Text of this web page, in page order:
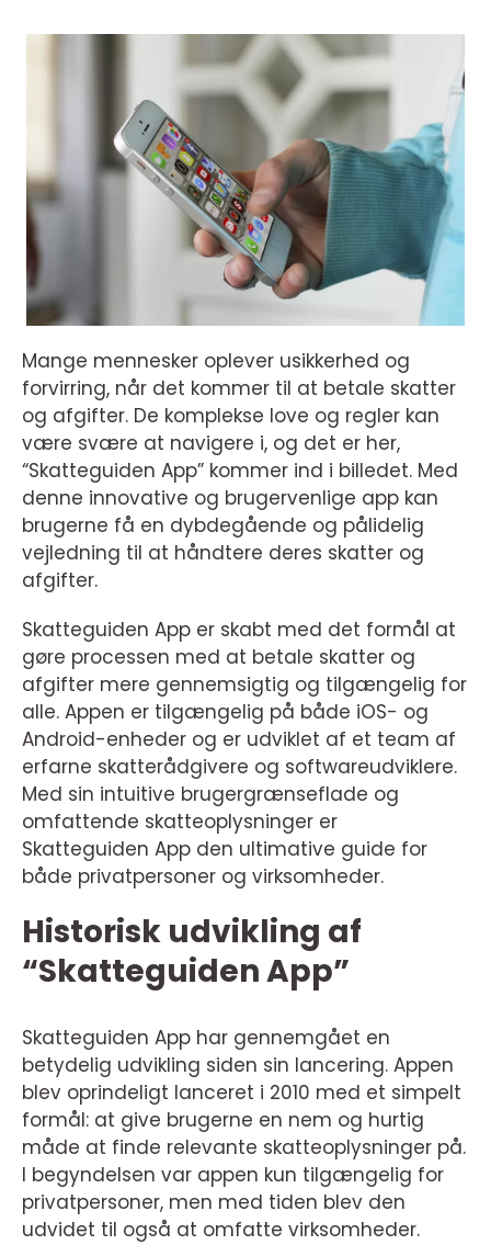
Mange mennesker oplever usikkerhed og
forvirring, når det kommer til at betale skatter
og afgifter. De komplekse love og regler kan
være svære at navigere i, og det er her,
“Skatteguiden App” kommer ind i billedet. Med
denne innovative og brugervenlige app kan
brugerne få en dybdegående og pålidelig
vejledning til at håndtere deres skatter og
afgifter.
Skatteguiden App er skabt med det formål at
gøre processen med at betale skatter og
afgifter mere gennemsigtig og tilgængelig for
alle. Appen er tilgængelig på både iOS- og
Android-enheder og er udviklet af et team af
erfarne skatterådgivere og softwareudviklere.
Med sin intuitive brugergrænseflade og
omfattende skatteoplysninger er
Skatteguiden App den ultimative guide for
både privatpersoner og virksomheder.
Historisk udvikling af
“Skatteguiden App”
Skatteguiden App har gennemgået en
betydelig udvikling siden sin lancering. Appen
blev oprindeligt lanceret i 2010 med et simpelt
formål: at give brugerne en nem og hurtig
måde at finde relevante skatteoplysninger på.
I begyndelsen var appen kun tilgængelig for
privatpersoner, men med tiden blev den
udvidet til også at omfatte virksomheder.